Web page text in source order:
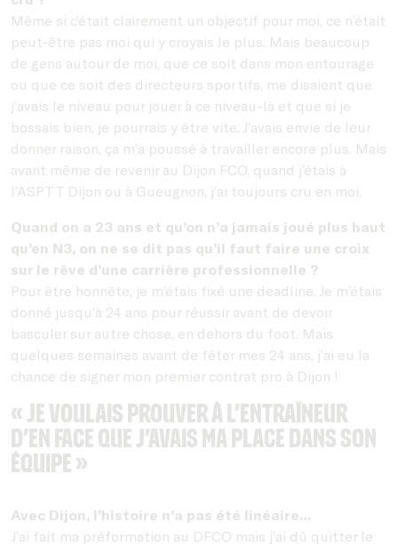
Même si c’était clairement un objectif pour moi, ce n’était
peut-être pas moi qui y croyais le plus. Mais beaucoup
de gens autour de moi, que ce soit dans mon entourage
ou que ce soit des directeurs sportifs, me disaient que
j’avais le niveau pour jouer à ce niveau-là et que si je
bossais bien, je pourrais y être vite. J’avais envie de leur
donner raison, ça m’a poussé à travailler encore plus. Mais
avant même de revenir au Dijon FCO, quand j’étais à
l’ASPTT Dijon ou à Gueugnon, j’ai toujours cru en moi.
Quand on a 23 ans et qu’on n’a jamais joué plus haut
qu’en N3, on ne se dit pas qu’il faut faire une croix
sur le rêve d’une carrière professionnelle ?
Pour être honnête, je m’étais fixé une deadline. Je m’étais
donné jusqu’à 24 ans pour réussir avant de devoir
basculer sur autre chose, en dehors du foot. Mais
quelques semaines avant de fêter mes 24 ans, j’ai eu la
chance de signer mon premier contrat pro à Dijon !
« Je voulais prouver à l’entraîneur
d’en face que j’avais ma place dans son
équipe »
Avec Dijon, l’histoire n’a pas été linéaire…
J’ai fait ma préformation au DFCO mais j’ai dû quitter le